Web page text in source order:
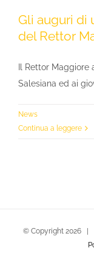
Gli auguri di
del Rettor
Il Rettor Maggiore
Salesiana ed ai
News
Continua a leggere
© Copyright 2026 |